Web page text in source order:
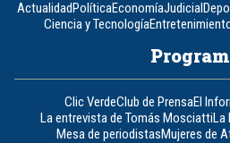
ActualidadPolíticaEconomíaJudicial
Ciencia y Tecnología
Clic VerdeClub de PrensaEl
La entrevista de Tomás MosciattiLa
Mesa de periodistasMujeres de